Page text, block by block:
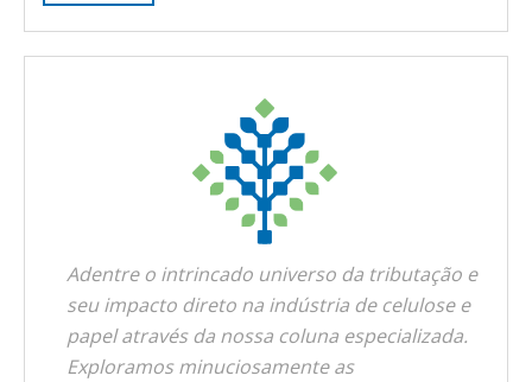
Adentre o intrincado universo da tributação e
seu impacto direto na indústria de celulose e
papel através da nossa coluna especializada.
Exploramos minuciosamente as